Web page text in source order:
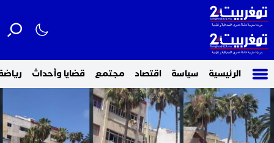
الرئيسية سياسة اقتصاد مجتمع قضايا وأحداث